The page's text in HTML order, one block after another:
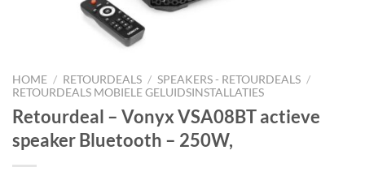
HOME / RETOURDEALS / SPEAKERS - RETOURDEALS /
RETOURDEALS MOBIELE GELUIDSINSTALLATIES
Retourdeal – Vonyx VSA08BT actieve
speaker Bluetooth – 250W,